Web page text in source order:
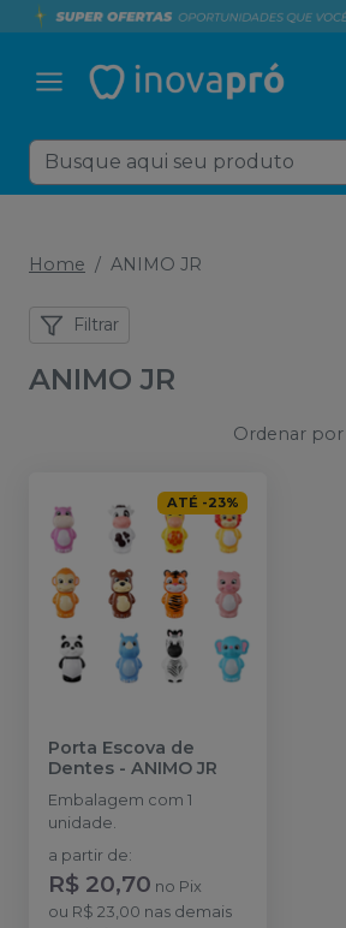
Home ANIMO JR
Filtrar
ANIMO JR
Ordenar por
ATÉ -23%
Porta Escova de
Dentes - ANIMO JR
Embalagem com 1
unidade.
a partir de:
R$ 20,70 no Pix
ou R$ 23,00 nas demais